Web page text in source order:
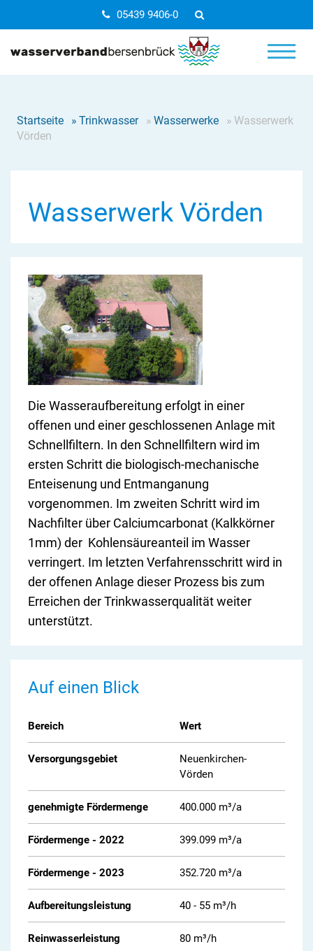
05439 9406-0
Startseite » Trinkwasser » Wasserwerke » Wasserwerk
Vörden
Wasserwerk Vörden
Die Wasseraufbereitung erfolgt in einer
offenen und einer geschlossenen Anlage mit
Schnellfiltern. In den Schnellfiltern wird im
ersten Schritt die biologisch-mechanische
Enteisenung und Entmanganung
vorgenommen. Im zweiten Schritt wird im
Nachfilter über Calciumcarbonat (Kalkkörner
1mm) der Kohlensäureanteil im Wasser
verringert. Im letzten Verfahrensschritt wird in
der offenen Anlage dieser Prozess bis zum
Erreichen der Trinkwasserqualität weiter
unterstützt.
Auf einen Blick
Bereich Wert
Versorgungsgebiet
Neuenkirchen-
Vörden
genehmigte Fördermenge 400.000 m³/a
Fördermenge - 2022 399.099 m³/a
Fördermenge - 2023 352.720 m³/a
Aufbereitungsleistung 40 - 55 m³/h
Reinwasserleistung 80 m³/h